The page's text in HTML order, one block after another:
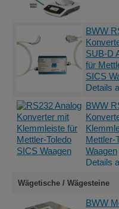
BWW
SUB-D
für
SICS
Details
BWW
Mettler-
Waagen
Details
Wägetische / Wägesteine
BWW